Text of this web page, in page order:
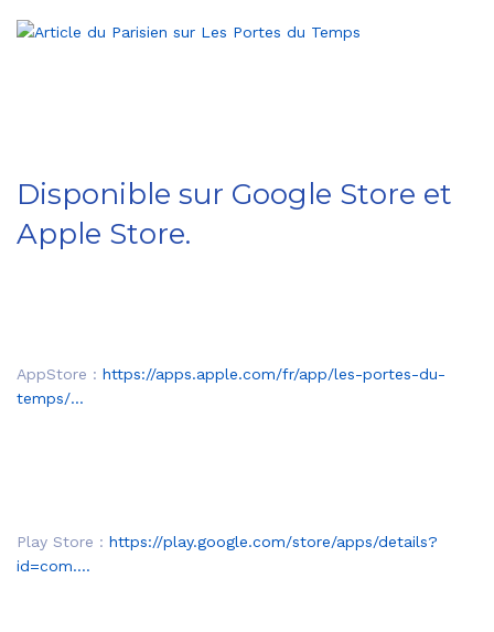
Disponible sur Google Store et
Apple Store.
AppStore : https://apps.apple.com/fr/app/les-portes-du-
temps/...
Play Store : https://play.google.com/store/apps/details?
id=com....